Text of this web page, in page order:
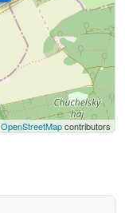
OpenStreetMapcontributors